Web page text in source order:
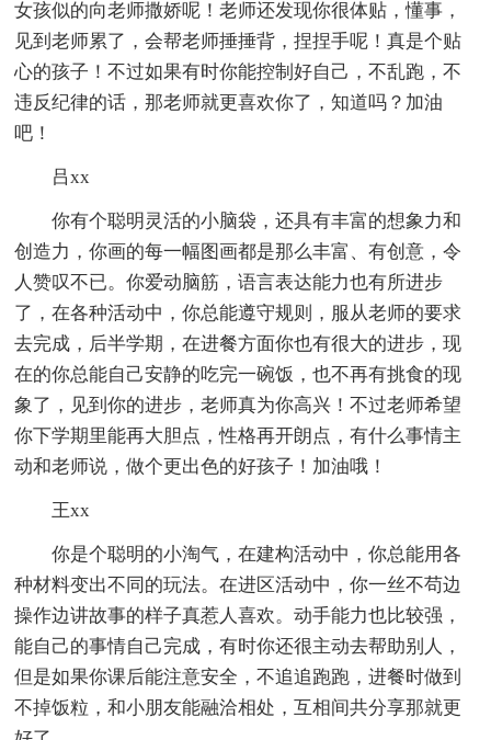
女孩似的向老师撒娇呢！老师还发现你很体贴，懂事，
见到老师累了，会帮老师捶捶背，捏捏手呢！真是个贴
心的孩子！不过如果有时你能控制好自己，不乱跑，不
违反纪律的话，那老师就更喜欢你了，知道吗？加油
吧！
吕xx
你有个聪明灵活的小脑袋，还具有丰富的想象力和
创造力，你画的每一幅图画都是那么丰富、有创意，令
人赞叹不已。你爱动脑筋，语言表达能力也有所进步
了，在各种活动中，你总能遵守规则，服从老师的要求
去完成，后半学期，在进餐方面你也有很大的进步，现
在的你总能自己安静的吃完一碗饭，也不再有挑食的现
象了，见到你的进步，老师真为你高兴！不过老师希望
你下学期里能再大胆点，性格再开朗点，有什么事情主
动和老师说，做个更出色的好孩子！加油哦！
王xx
你是个聪明的小淘气，在建构活动中，你总能用各
种材料变出不同的玩法。在进区活动中，你一丝不苟边
操作边讲故事的样子真惹人喜欢。动手能力也比较强，
能自己的事情自己完成，有时你还很主动去帮助别人，
但是如果你课后能注意安全，不追追跑跑，进餐时做到
不掉饭粒，和小朋友能融洽相处，互相间共分享那就更